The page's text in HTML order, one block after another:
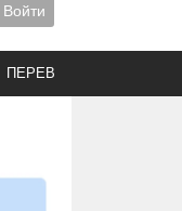
Войти
ПЕРЕВОДЫ